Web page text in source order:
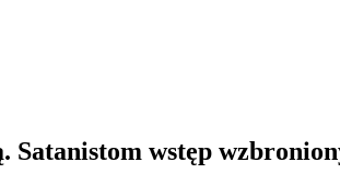
Satanistom wstęp